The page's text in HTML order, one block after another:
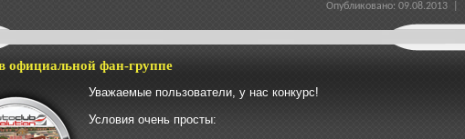
Опубликовано: 09.08.2013 |
официальной фан-группе
Уважаемые пользователи, у нас конкурс!
Условия очень просты: